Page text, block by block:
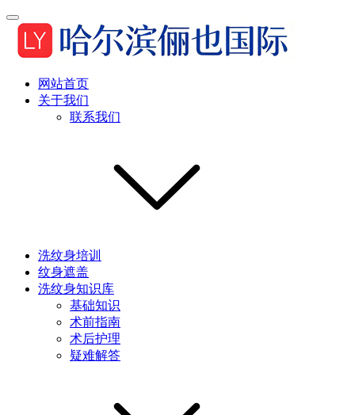
网站首页
关于我们
联系我们
洗纹身培训
纹身遮盖
洗纹身知识库
基础知识
术前指南
术后护理
疑难解答